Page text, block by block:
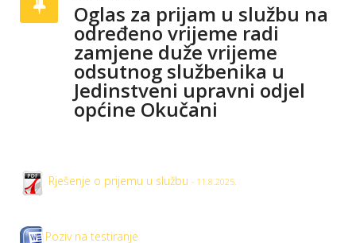
Oglas za prijam u službu na
određeno vrijeme radi
zamjene duže vrijeme
odsutnog službenika u
Jedinstveni upravni odjel
općine Okučani
Rješenje o prijemu u službu - 11.8.2025.
Poziv na testiranje